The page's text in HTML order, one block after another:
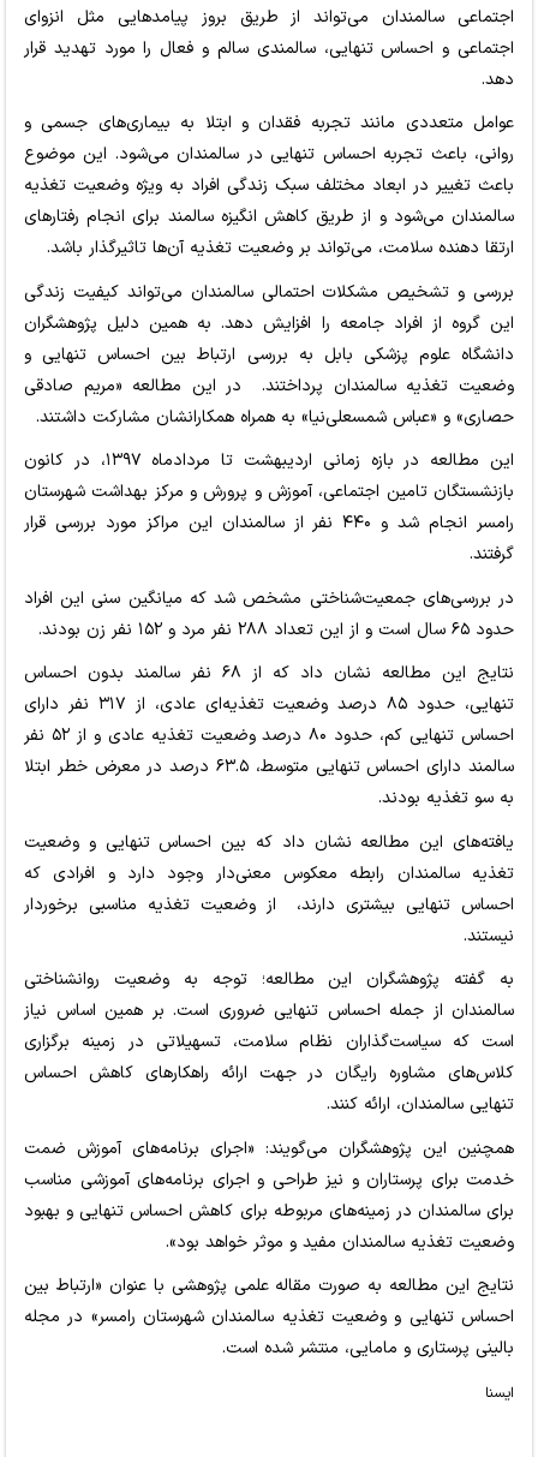
اجتماعی سالمندان می‌تواند از طریق بروز پیامدهایی مثل انزوای
اجتماعی و احساس تنهایی، سالمندی سالم و فعال را مورد تهدید قرار
دهد.
عوامل متعددی مانند تجربه فقدان و ابتلا به بیماری‌های جسمی و
روانی، باعث تجربه احساس تنهایی در سالمندان می‌شود. این موضوع
باعث تغییر در ابعاد مختلف سبک زندگی افراد به ویژه وضعیت تغذیه
سالمندان می‌شود و از طریق کاهش انگیزه سالمند برای انجام رفتارهای
ارتقا دهنده سلامت، می‌تواند بر وضعیت تغذیه آن‌ها تاثیرگذار باشد.
بررسی و تشخیص مشکلات احتمالی سالمندان می‌تواند کیفیت زندگی
این گروه از افراد جامعه را افزایش دهد. به همین دلیل پژوهشگران
دانشگاه علوم پزشکی بابل به بررسی ارتباط بین احساس تنهایی و
وضعیت تغذیه سالمندان پرداختند. در این مطالعه «مریم صادقی
حصاری» و «عباس شمسعلی‌نیا» به همراه همکارانشان مشارکت داشتند.
این مطالعه در بازه زمانی اردیبهشت تا مردادماه ۱۳۹۷، در کانون
بازنشستگان تامین اجتماعی، آموزش و پرورش و مرکز بهداشت شهرستان
رامسر انجام شد و ۴۴۰ نفر از سالمندان این مراکز مورد بررسی قرار
گرفتند.
در بررسی‌های جمعیت‌شناختی مشخص شد که میانگین سنی این افراد
حدود ۶۵ سال است و از این تعداد ۲۸۸ نفر مرد و ۱۵۲ نفر زن بودند.
نتایج این مطالعه نشان داد که از ۶۸ نفر سالمند بدون احساس
تنهایی، حدود ۸۵ درصد وضعیت تغذیه‌ای عادی، از ۳۱۷ نفر دارای
احساس تنهایی کم، حدود ۸۰ درصد وضعیت تغذیه عادی و از ۵۲ نفر
سالمند دارای احساس تنهایی متوسط، ۶۳.۵ درصد در معرض خطر ابتلا
به سو تغذیه بودند.
یافته‌های این مطالعه نشان داد که بین احساس تنهایی و وضعیت
تغذیه سالمندان رابطه معکوس معنی‌دار وجود دارد و افرادی که
احساس تنهایی بیشتری دارند، ‌ از وضعیت تغذیه مناسبی برخوردار
نیستند.
به گفته پژوهشگران این مطالعه؛ توجه به وضعیت روانشناختی
سالمندان از جمله احساس تنهایی ضروری است. بر همین اساس نیاز
است که سیاست‌گذاران نظام سلامت، تسهیلاتی در زمینه برگزاری
کلاس‌های مشاوره رایگان در جهت ارائه راهکارهای کاهش احساس
تنهایی سالمندان، ارائه کنند.
همچنین این پژوهشگران می‌گویند: «اجرای برنامه‌های آموزش ضمت
خدمت برای پرستاران و نیز طراحی و اجرای برنامه‌های آموزشی مناسب
برای سالمندان در زمینه‌های مربوطه برای کاهش احساس تنهایی و بهبود
وضعیت تغذیه سالمندان مفید و موثر خواهد بود».
نتایج این مطالعه به صورت مقاله علمی پژوهشی با عنوان «ارتباط بین
احساس تنهایی و وضعیت تغذیه سالمندان شهرستان رامسر» در مجله
بالینی پرستاری و مامایی، منتشر شده است.
ایسنا